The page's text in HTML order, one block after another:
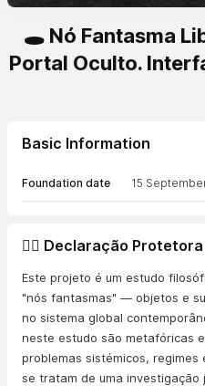
🕳️ Nó Fantasma
Portal Oculto.
Basic Information
Foundation date 15
👨‍⚖️ Declaração
Este projeto é um estudo
"nós fantasmas" — objetos e
no sistema global
neste estudo são metafóricas
problemas sistémicos, regimes
se tratam de uma investigação